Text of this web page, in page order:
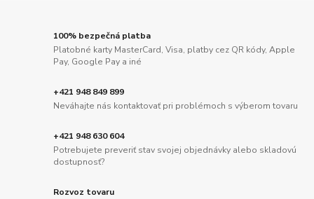
100% bezpečná platba
Platobné karty MasterCard, Visa, platby cez QR kódy, Apple
Pay, Google Pay a iné
+421 948 849 899
Neváhajte nás kontaktovať pri problémoch s výberom tovaru
+421 948 630 604
Potrebujete preveriť stav svojej objednávky alebo skladovú
dostupnosť?
Rozvoz tovaru